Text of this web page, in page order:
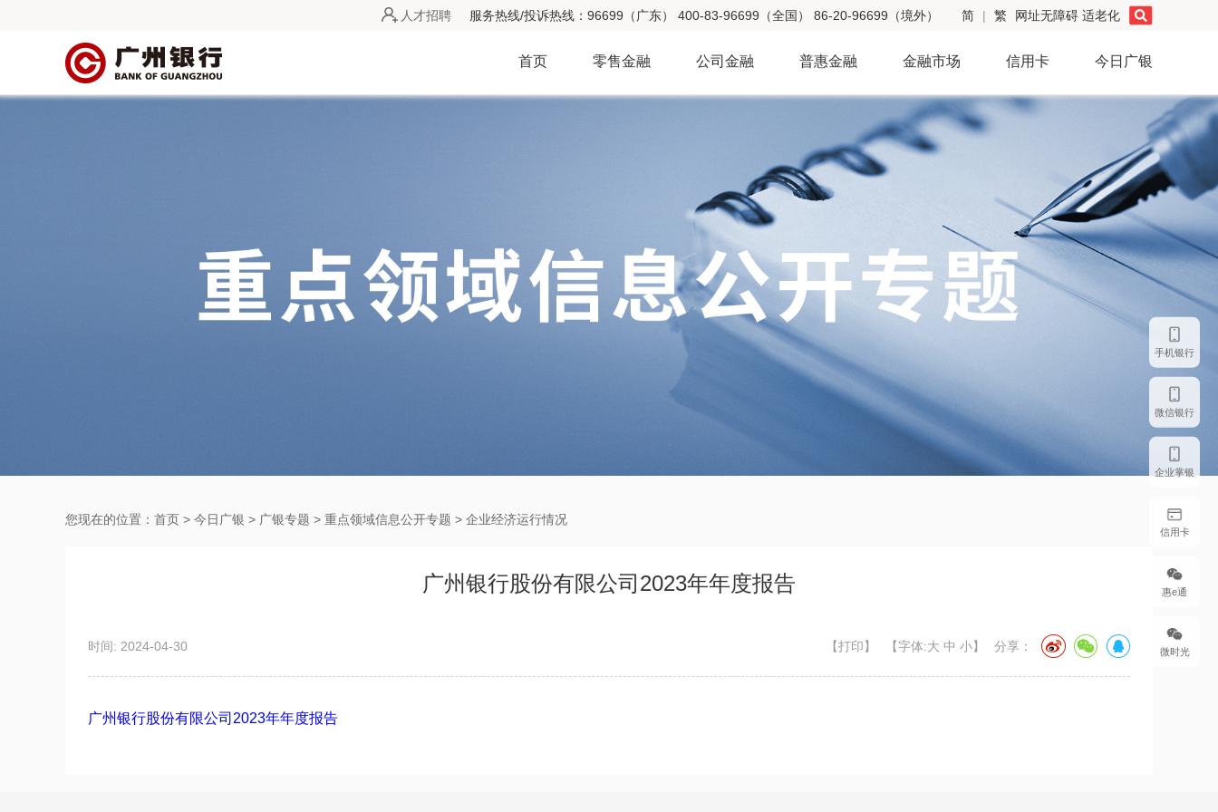
简 | 繁 网址无障碍 适老化
服务热线/投诉热线：96699（广东） 400-83-96699（全国） 86-20-96699（境外）
人才招聘
首页 零售金融 公司金融 普惠金融 金融市场 信用卡 今日广银
手机银行
微信银行
企业掌银
信用卡
惠e通
微时光
您现在的位置： 首页 > 今日广银 > 广银专题 > 重点领域信息公开专题 > 企业经济运行情况
广州银行股份有限公司2023年年度报告
时间: 2024-04-30 分享：
【字体:大 中 小】
【打印】
广州银行股份有限公司2023年年度报告